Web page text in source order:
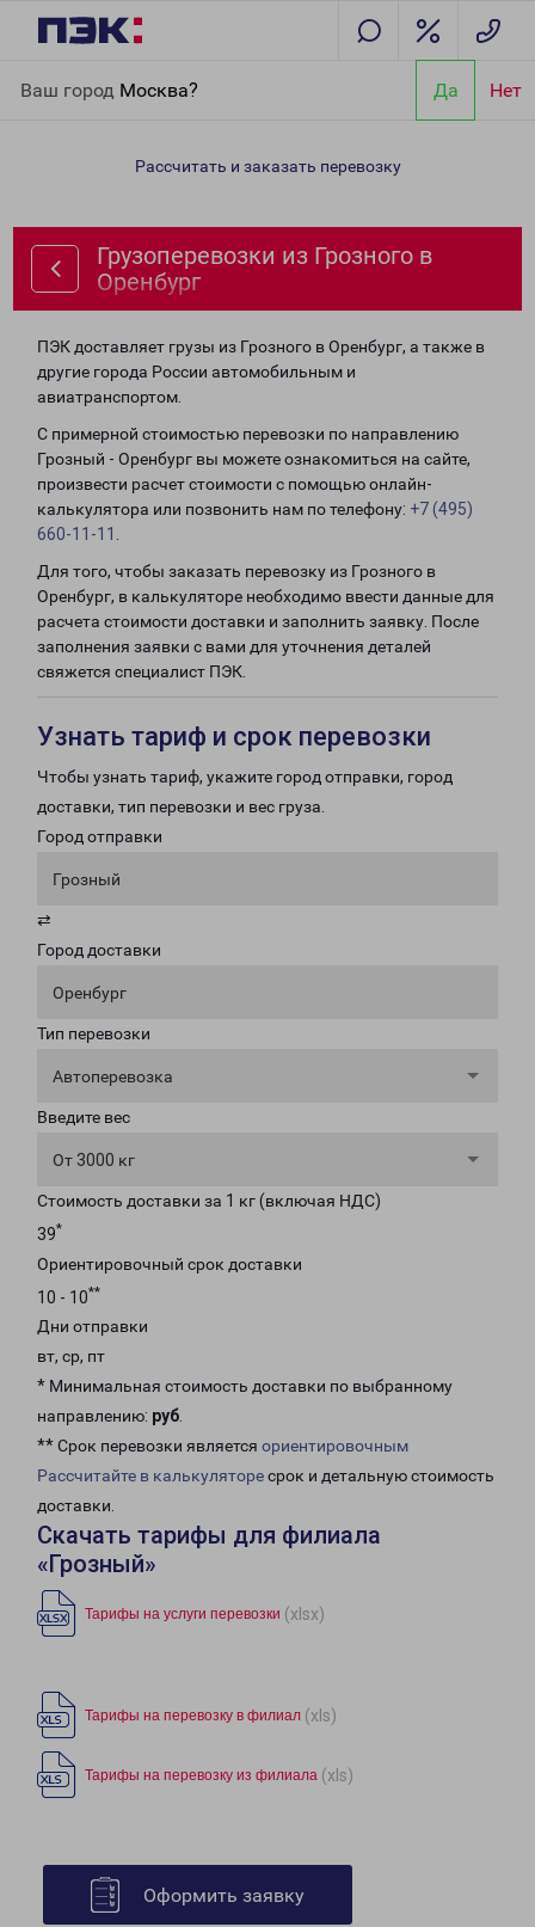
Ваш город Москва? Да Нет
Оренбург
Рассчитать и заказать перевозку
Грузоперевозки из Грозного в
Оренбург
ПЭК доставляет грузы из Грозного в Оренбург, а также в
другие города России автомобильным и
авиатранспортом.
С примерной стоимостью перевозки по направлению
Грозный - Оренбург вы можете ознакомиться на сайте,
произвести расчет стоимости с помощью онлайн-
калькулятора или позвонить нам по телефону: +7 (495)
660-11-11
Для того, чтобы заказать перевозку из Грозного в
Оренбург, в калькуляторе необходимо ввести данные для
расчета стоимости доставки и заполнить заявку. После
заполнения заявки с вами для уточнения деталей
свяжется специалист ПЭК.
Узнать тариф и срок перевозки
Чтобы узнать тариф, укажите город отправки, город
доставки, тип перевозки и вес груза.
Город отправки
Грозный
⇄
Город доставки
Оренбург
Тип перевозки
Автоперевозка
Введите вес
От 3000 кг
Стоимость доставки за 1 кг (включая НДС)
39*
Ориентировочный срок доставки
10 - 10**
Дни отправки
вт, ср, пт
* Минимальная стоимость доставки по выбранному
направлению: руб.
** Срок перевозки является ориентировочным
Рассчитайте в калькуляторесрок и детальную стоимость
доставки.
Скачать тарифы для филиала
«Грозный»
Тарифы на услуги перевозки (xlsx)
Тарифы на перевозку в филиал (xls)
Тарифы на перевозку из филиала (xls)
Оформить заявку